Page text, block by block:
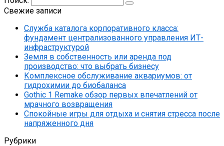
Свежие записи
Служба каталога корпоративного класса:
фундамент централизованного управления ИТ-
инфраструктурой
Земля в собственность или аренда под
производство: что выбрать бизнесу
Комплексное обслуживание аквариумов: от
гидрохимии до биобаланса
Gothic 1 Remake обзор первых впечатлений от
мрачного возвращения
Спокойные игры для отдыха и снятия стресса после
напряженного дня
Рубрики